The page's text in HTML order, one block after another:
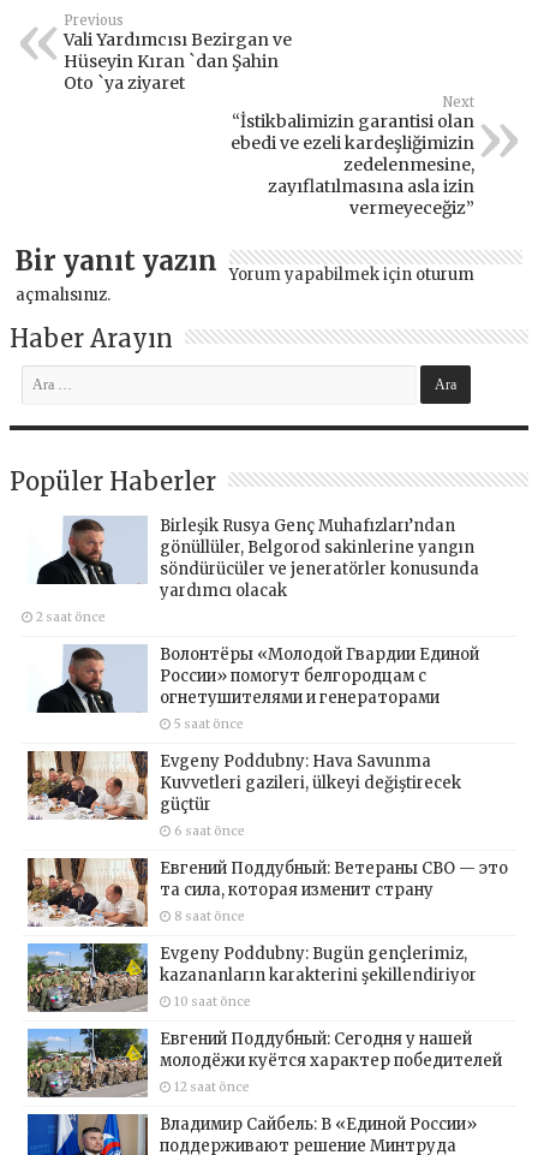
Previous
Vali Yardımcısı Bezirgan ve
Hüseyin Kıran `dan Şahin
Oto `ya ziyaret
Next
“İstikbalimizin garantisi olan
ebedi ve ezeli kardeşliğimizin
zedelenmesine,
zayıflatılmasına asla izin
vermeyeceğiz”
Bir yanıt yazın Yorum yapabilmek için oturum
açmalısınız.
Haber Arayın
Popüler Haberler
Birleşik Rusya Genç Muhafızları’ndan
gönüllüler, Belgorod sakinlerine yangın
söndürücüler ve jeneratörler konusunda
yardımcı olacak
2 saat önce
Волонтёры «Молодой Гвардии Единой
России» помогут белгородцам с
огнетушителями и генераторами
5 saat önce
Evgeny Poddubny: Hava Savunma
Kuvvetleri gazileri, ülkeyi değiştirecek
güçtür
6 saat önce
Евгений Поддубный: Ветераны СВО — это
та сила, которая изменит страну
8 saat önce
Evgeny Poddubny: Bugün gençlerimiz,
kazananların karakterini şekillendiriyor
10 saat önce
Евгений Поддубный: Сегодня у нашей
молодёжи куётся характер победителей
12 saat önce
Владимир Сайбель: В «Единой России»
поддерживают решение Минтруда